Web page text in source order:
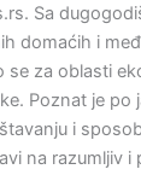
Sa
domaćih i
se za oblasti
Poznat je po
i
na razumljiv i